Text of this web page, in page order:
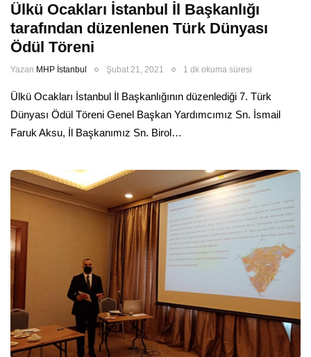
Ülkü Ocakları İstanbul İl Başkanlığı
tarafından düzenlenen Türk Dünyası
Ödül Töreni
Yazan MHP İstanbul Şubat 21, 2021 1 dk okuma süresi
Ülkü Ocakları İstanbul İl Başkanlığının düzenlediği 7. Türk
Dünyası Ödül Töreni Genel Başkan Yardımcımız Sn. İsmail
Faruk Aksu, İl Başkanımız Sn. Birol…